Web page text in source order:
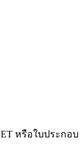
หรือใบประกอบ